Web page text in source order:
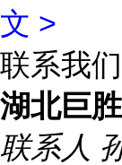
文 >
联系我们
湖北巨
联系人